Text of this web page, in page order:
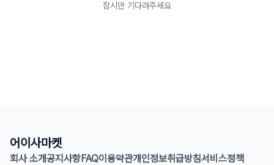
잠시만 기다려주세요
어이사마켓
회사 소개공지사항FAQ이용약관개인정보취급방침서비스정책